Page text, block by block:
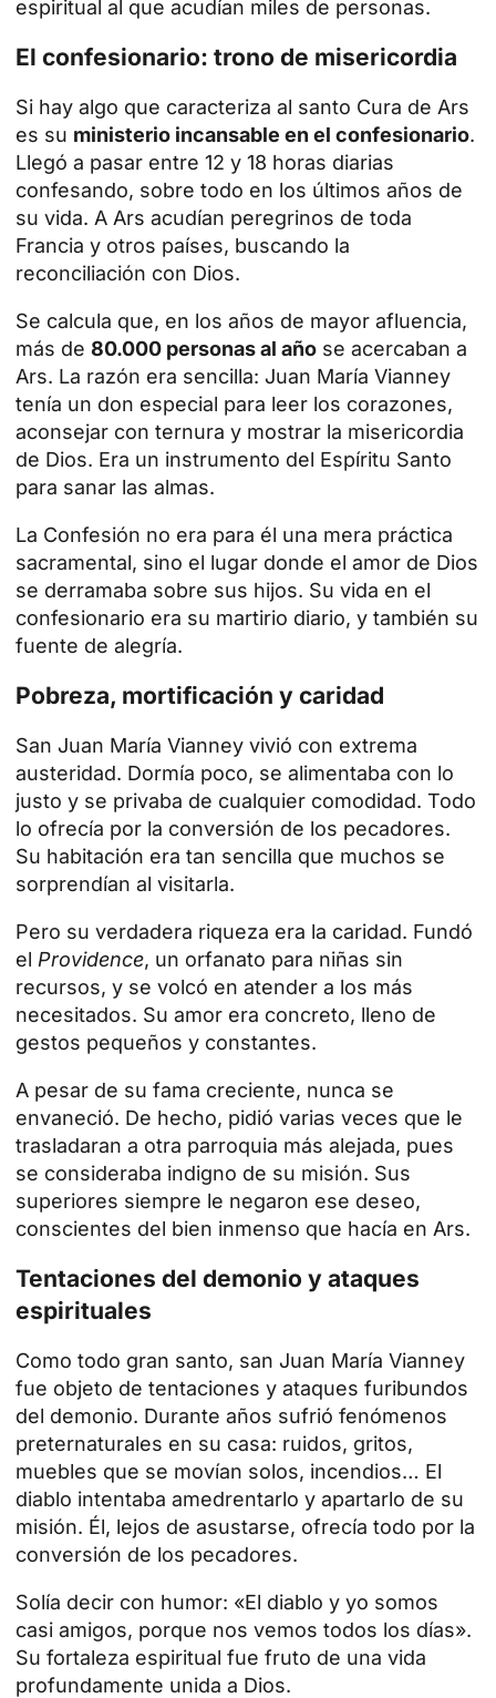
espiritual al que acudían miles de personas.
El confesionario: trono de misericordia
Si hay algo que caracteriza al santo Cura de Ars
es su ministerio incansable en el confesionario.
Llegó a pasar entre 12 y 18 horas diarias
confesando, sobre todo en los últimos años de
su vida. A Ars acudían peregrinos de toda
Francia y otros países, buscando la
reconciliación con Dios.
Se calcula que, en los años de mayor afluencia,
más de 80.000 personas al año se acercaban a
Ars. La razón era sencilla: Juan María Vianney
tenía un don especial para leer los corazones,
aconsejar con ternura y mostrar la misericordia
de Dios. Era un instrumento del Espíritu Santo
para sanar las almas.
La Confesión no era para él una mera práctica
sacramental, sino el lugar donde el amor de Dios
se derramaba sobre sus hijos. Su vida en el
confesionario era su martirio diario, y también su
fuente de alegría.
Pobreza, mortificación y caridad
San Juan María Vianney vivió con extrema
austeridad. Dormía poco, se alimentaba con lo
justo y se privaba de cualquier comodidad. Todo
lo ofrecía por la conversión de los pecadores.
Su habitación era tan sencilla que muchos se
sorprendían al visitarla.
Pero su verdadera riqueza era la caridad. Fundó
el Providence, un orfanato para niñas sin
recursos, y se volcó en atender a los más
necesitados. Su amor era concreto, lleno de
gestos pequeños y constantes.
A pesar de su fama creciente, nunca se
envaneció. De hecho, pidió varias veces que le
trasladaran a otra parroquia más alejada, pues
se consideraba indigno de su misión. Sus
superiores siempre le negaron ese deseo,
conscientes del bien inmenso que hacía en Ars.
Tentaciones del demonio y ataques
espirituales
Como todo gran santo, san Juan María Vianney
fue objeto de tentaciones y ataques furibundos
del demonio. Durante años sufrió fenómenos
preternaturales en su casa: ruidos, gritos,
muebles que se movían solos, incendios… El
diablo intentaba amedrentarlo y apartarlo de su
misión. Él, lejos de asustarse, ofrecía todo por la
conversión de los pecadores.
Solía decir con humor: «El diablo y yo somos
casi amigos, porque nos vemos todos los días».
Su fortaleza espiritual fue fruto de una vida
profundamente unida a Dios.